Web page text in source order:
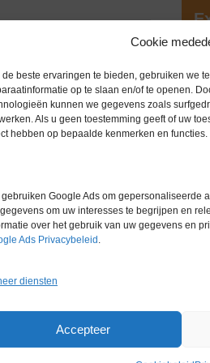
Cookie
de beste ervaringen te bieden, gebruiken we
op te slaan en/of te openen.
kunnen we gegevens zoals
Als u geen toestemming geeft of uw
hebben op bepaalde kenmerken en functies.
gebruiken Google Ads om gepersonaliseerde
om uw interesses te begrijpen en
over het gebruik van uw gegevens en
Ads Privacybeleid
diensten
Accepteer